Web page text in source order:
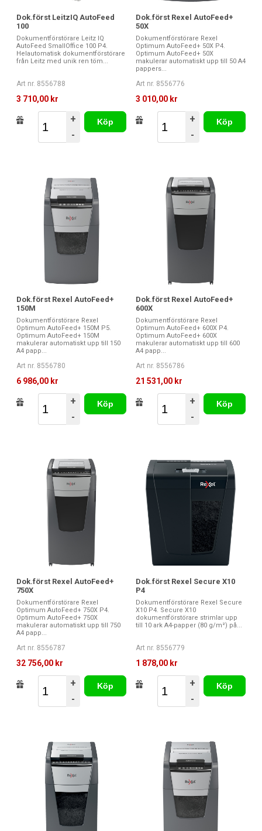
Dok.först LeitzIQ AutoFeed
100
Dokumentförstörare Leitz IQ
AutoFeed SmallOffice 100 P4.
Helautomatisk dokumentförstörare
från Leitz med unik ren töm...
Art nr. 8556788
3 710,00 kr
+
-
Köp
Dok.först Rexel AutoFeed+
50X
Dokumentförstörare Rexel
Optimum AutoFeed+ 50X P4.
Optimum AutoFeed+ 50X
makulerar automatiskt upp till 50 A4
pappers...
Art nr. 8556776
3 010,00 kr
+
-
Köp
Dok.först Rexel AutoFeed+
150M
Dokumentförstörare Rexel
Optimum AutoFeed+ 150M P5.
Optimum AutoFeed+ 150M
makulerar automatiskt upp till 150
A4 papp...
Art nr. 8556780
6 986,00 kr
+
-
Köp
Dok.först Rexel AutoFeed+
600X
Dokumentförstörare Rexel
Optimum AutoFeed+ 600X P4.
Optimum AutoFeed+ 600X
makulerar automatiskt upp till 600
A4 papp...
Art nr. 8556786
21 531,00 kr
+
-
Köp
Dok.först Rexel AutoFeed+
750X
Dokumentförstörare Rexel
Optimum AutoFeed+ 750X P4.
Optimum AutoFeed+ 750X
makulerar automatiskt upp till 750
A4 papp...
Art nr. 8556787
32 756,00 kr
+
-
Köp
Dok.först Rexel Secure X10
P4
Dokumentförstörare Rexel Secure
X10 P4. Secure X10
dokumentförstörare strimlar upp
till 10 ark A4-papper (80 g/m²) på...
Art nr. 8556779
1 878,00 kr
+
-
Köp